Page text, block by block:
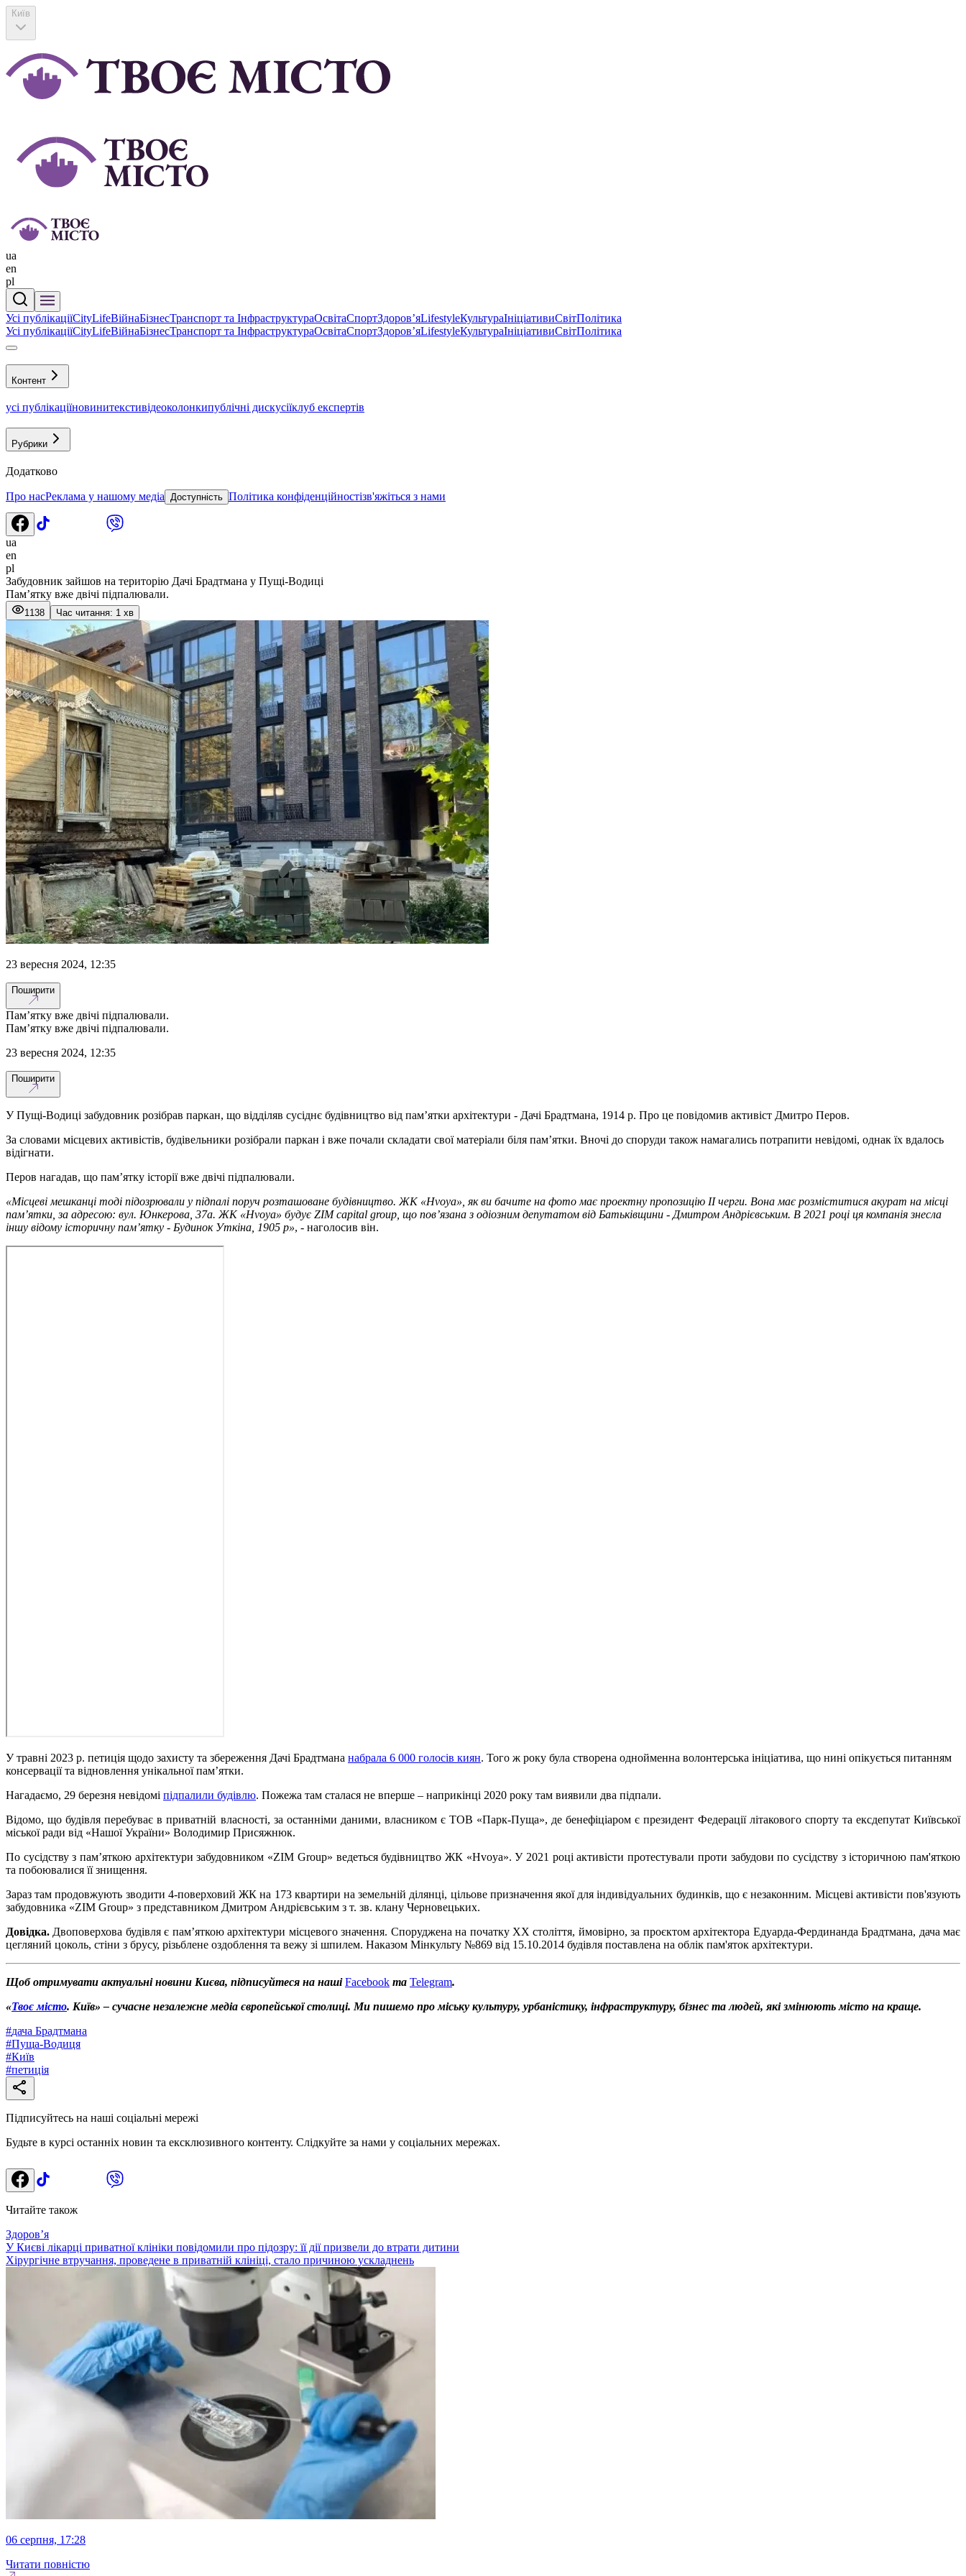
Київ
ua
en
pl
Усі публікаціїCityLifeВійнаБізнесТранспорт та ІнфраструктураОсвітаСпортЗдоровʼяLifestyleКультураІніціативиСвітПолітика
Усі публікаціїCityLifeВійнаБізнесТранспорт та ІнфраструктураОсвітаСпортЗдоровʼяLifestyleКультураІніціативиСвітПолітика
Контент
усі публікаціїновинитекстивідеоколонкипублічні дискусіїклуб експертів
Рубрики
Додатково
Про насРеклама у нашому медіа Доступність Політика конфіденційностізв'яжіться з нами
ua
en
pl
Забудовник зайшов на територію Дачі Брадтмана у Пущі-Водиці
Памʼятку вже двічі підпалювали.
1138 Час читання: 1 хв
23 вересня 2024, 12:35
Поширити
Памʼятку вже двічі підпалювали.
Памʼятку вже двічі підпалювали.
23 вересня 2024, 12:35
Поширити
У Пущі-Водиці забудовник розібрав паркан, що відділяв сусіднє будівництво від памʼятки архітектури - Дачі Брадтмана, 1914 р. Про це повідомив активіст Дмитро Перов.
За словами місцевих активістів, будівельники розібрали паркан і вже почали складати свої матеріали біля памʼятки. Вночі до споруди також намагались потрапити невідомі, однак їх вдалось
відігнати.
Перов нагадав, що памʼятку історії вже двічі підпалювали.
«Місцеві мешканці тоді підозрювали у підпалі поруч розташоване будівництво. ЖК «Hvoya», як ви бачите на фото має проектну пропозицію ІІ черги. Вона має розміститися акурат на місці
памʼятки, за адресою: вул. Юнкерова, 37а. ЖК «Hvoya» будує ZIM capital group, що повʼязана з одіозним депутатом від Батьківщини - Дмитром Андрієвським. В 2021 році ця компанія знесла
іншу відому історичну памʼятку - Будинок Уткіна, 1905 р», - наголосив він.
У травні 2023 р. петиція щодо захисту та збереження Дачі Брадтмана набрала 6 000 голосів киян. Того ж року була створена однойменна волонтерська ініціатива, що нині опікується питанням
консервації та відновлення унікальної памʼятки.
Нагадаємо, 29 березня невідомі підпалили будівлю. Пожежа там сталася не вперше – наприкінці 2020 року там виявили два підпали.
Відомо, що будівля перебуває в приватній власності, за останніми даними, власником є ТОВ «Парк-Пуща», де бенефіціаром є президент Федерації літакового спорту та ексдепутат Київської
міської ради від «Нашої України» Володимир Присяжнюк.
По сусідству з пам’яткою архітектури забудовником «ZIM Group» ведеться будівництво ЖК «Hvoya». У 2021 році активісти протестували проти забудови по сусідству з історичною пам'яткою
та побоювалися її знищення.
Зараз там продовжують зводити 4-поверховий ЖК на 173 квартири на земельній ділянці, цільове призначення якої для індивідуальних будинків, що є незаконним. Місцеві активісти пов'язують
забудовника «ZIM Group» з представником Дмитром Андрієвським з т. зв. клану Черновецьких.
Довідка. Двоповерхова будівля є пам’яткою архітектури місцевого значення. Споруджена на початку ХХ століття, ймовірно, за проєктом архітектора Едуарда-Фердинанда Брадтмана, дача має
цегляний цоколь, стіни з брусу, різьблене оздоблення та вежу зі шпилем. Наказом Мінкульту №869 від 15.10.2014 будівля поставлена на облік пам'яток архітектури.
Щоб отримувати актуальні новини Києва, підписуйтеся на нашіFacebook та Telegram.
«Твоє місто. Київ» – сучасне незалежне медіа європейської столиці. Ми пишемо про міську культуру, урбаністику, інфраструктуру, бізнес та людей, які змінюють місто на краще.
#дача Брадтмана
#Пуща-Водиця
#Київ
#петиція
Підписуйтесь на наші соціальні мережі
Будьте в курсі останніх новин та ексклюзивного контенту. Слідкуйте за нами у соціальних мережах.
Читайте також
Здоровʼя
У Києві лікарці приватної клініки повідомили про підозру: її дії призвели до втрати дитини
Хірургічне втручання, проведене в приватній клініці, стало причиною ускладнень
06 серпня, 17:28
Читати повністю